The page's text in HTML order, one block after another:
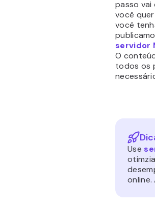
as lojas de consignação? Que tipos de
Os itens vendidos em lojas de